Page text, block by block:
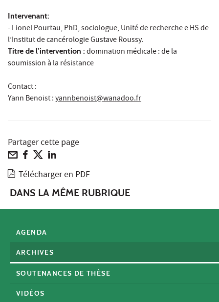
Intervenant:
- Lionel Pourtau, PhD, sociologue, Unité de recherche e HS de
l’Institut de cancérologie Gustave Roussy.
Titre de l’intervention : domination médicale : de la
soumission à la résistance
Contact :
Yann Benoist:yannbenoist@wanadoo.fr
Partager cette page
Télécharger en PDF
DANS LA MÊME RUBRIQUE
AGENDA
ARCHIVES
SOUTENANCES DE THÈSE
VIDÉOS